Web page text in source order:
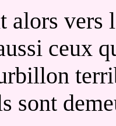
alors vers
ceux
sont